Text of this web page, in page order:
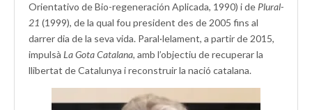
Orientativo de Bio-regeneración Aplicada, 1990) i dePlural-
21 (1999), de la qual fou president des de 2005 fins al
darrer dia de la seva vida. Paral·lelament, a partir de 2015,
impulsà La Gota Catalana, amb l’objectiu de recuperar la
llibertat de Catalunya i reconstruir la nació catalana.